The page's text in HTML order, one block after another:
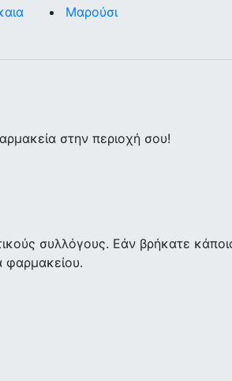
Μαρούσι
στην περιοχή σου!
συλλόγους. Εάν βρήκατε
φαρμακείου.